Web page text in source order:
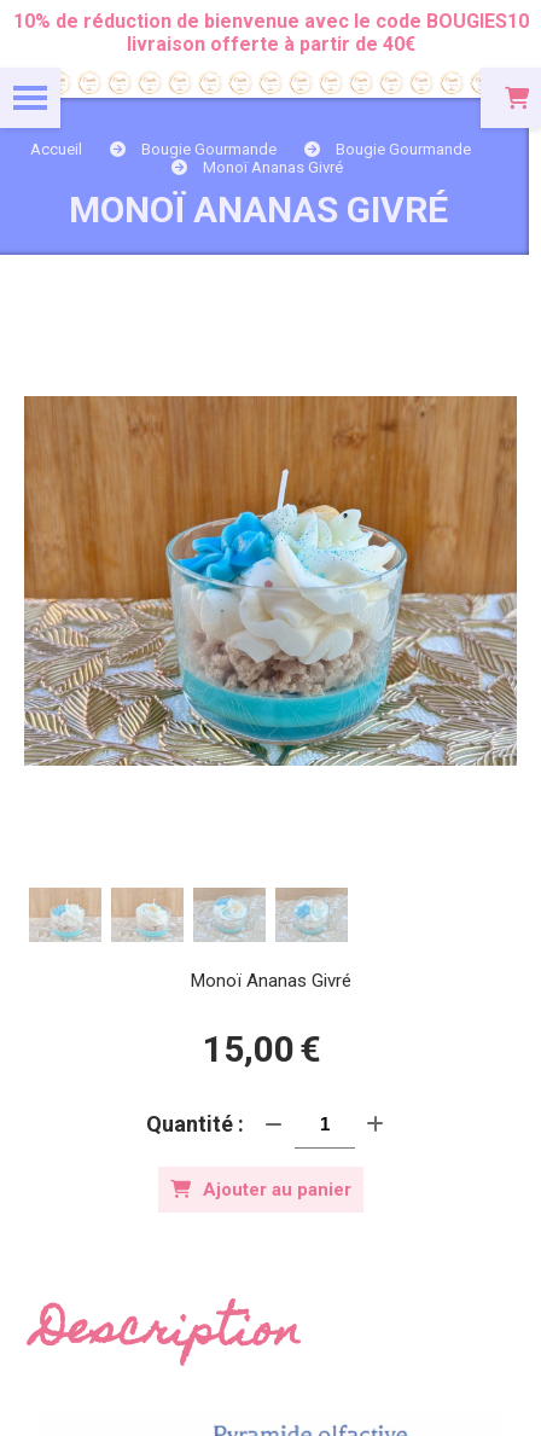
10% de réduction de bienvenue avec le code BOUGIES10
livraison offerte à partir de 40€
Accueil Bougie Gourmande
Bougie Gourmande
Monoï Ananas Givré
MONOÏ ANANAS GIVRÉ
Monoï Ananas Givré
15,00€
Quantité :
Ajouter au panier
Description